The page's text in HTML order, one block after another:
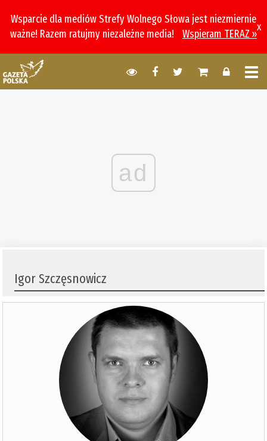
Wsparcie dla mediów Strefy Wolnego Słowa jest niezmiernie
ważne! Razem ratujmy niezależne media!
Wspieram TERAZ »
x
ad
Igor Szczęsnowicz